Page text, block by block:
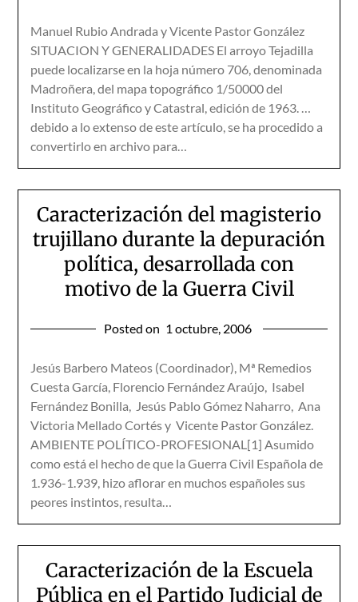
Manuel Rubio Andrada y Vicente Pastor González
SITUACION Y GENERALIDADES El arroyo Tejadilla
puede localizarse en la hoja número 706, denominada
Madroñera, del mapa topográfico 1/50000 del
Instituto Geográfico y Catastral, edición de 1963. …
debido a lo extenso de este artículo, se ha procedido a
convertirlo en archivo para…
Caracterización del magisterio
trujillano durante la depuración
política, desarrollada con
motivo de la Guerra Civil
Posted on 1 octubre, 2006
Jesús Barbero Mateos (Coordinador), Mª Remedios
Cuesta García, Florencio Fernández Araújo, Isabel
Fernández Bonilla, Jesús Pablo Gómez Naharro, Ana
Victoria Mellado Cortés y Vicente Pastor González.
AMBIENTE POLÍTICO-PROFESIONAL[1] Asumido
como está el hecho de que la Guerra Civil Española de
1.936-1.939, hizo aflorar en muchos españoles sus
peores instintos, resulta…
Caracterización de la Escuela
Pública en el Partido Judicial de